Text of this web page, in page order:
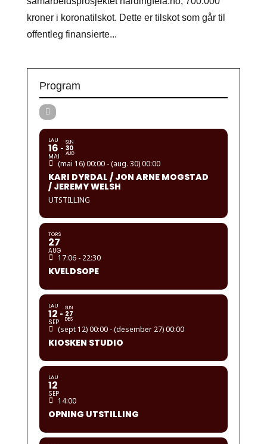
kroner i koronatilskot. Dette er tilskot som går til
offentleg finansierte...
Program
LAU
16
MAI
SUN
30
AUG
(mai 16) 00:00 - (aug. 30) 00:00
KARI DYRDAL / JON ARNE MOGSTAD
/ JEREMY WELSH
UTSTILLING
TORS
27
AUG
17:06 - 22:30
KVELDSOPE
LAU
12
SEP
SUN
27
DES
(sept 12) 00:00 - (desember 27) 00:00
KIOSKEN STUDIO
LAU
12
SEP
14:00
OPNING UTSTILLING